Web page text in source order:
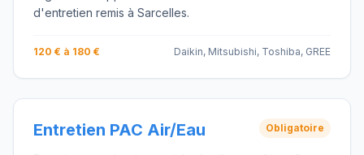
d'entretien remis à Sarcelles.
120 € à 180 € Daikin, Mitsubishi, Toshiba, GREE
Entretien PAC Air/Eau Obligatoire